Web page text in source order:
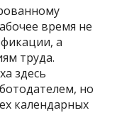
время не
а
труда.
здесь
но
календарных